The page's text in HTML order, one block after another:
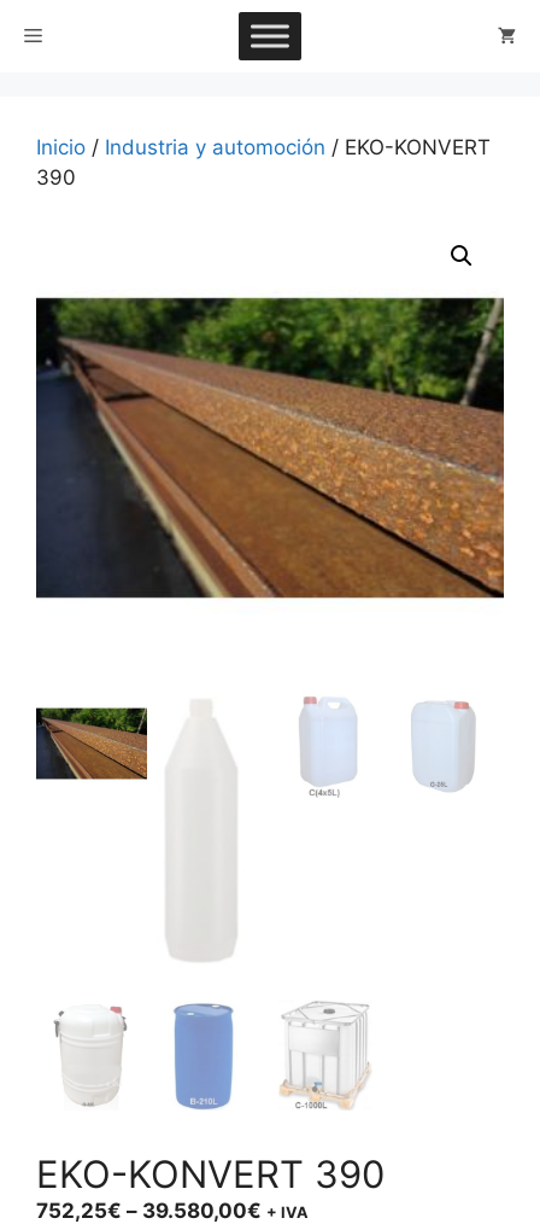
Menú
Inicio / Industria y automoción / EKO-KONVERT
390
EKO-KONVERT 390
752,25€ – 39.580,00€ Price
+ IVA